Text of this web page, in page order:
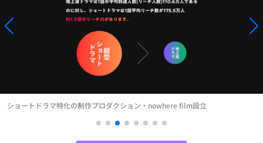
ショートドラマ特化の制作プロダクション・nowhere film設立